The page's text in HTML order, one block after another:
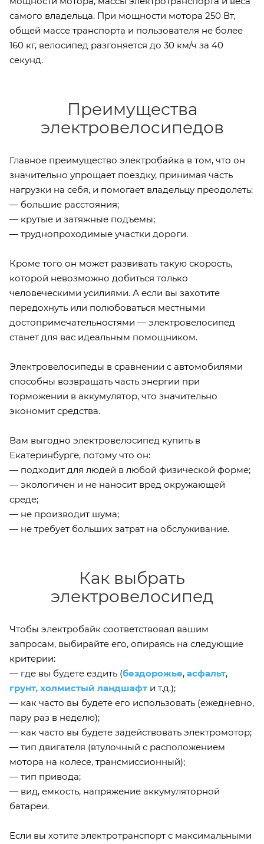
самого владельца. При мощности мотора 250 Вт,
общей массе транспорта и пользователя не более
160 кг, велосипед разгоняется до 30 км/ч за 40
секунд.
Преимущества
электровелосипедов
Главное преимущество электробайка в том, что он
значительно упрощает поездку, принимая часть
нагрузки на себя, и помогает владельцу преодолеть:
— большие расстояния;
— крутые и затяжные подъемы;
— труднопроходимые участки дороги.
Кроме того он может развивать такую скорость,
которой невозможно добиться только
человеческими усилиями. А если вы захотите
передохнуть или полюбоваться местными
достопримечательностями — электровелосипед
станет для вас идеальным помощником.
Электровелосипеды в сравнении с автомобилями
способны возвращать часть энергии при
торможении в аккумулятор, что значительно
экономит средства.
Вам выгодно электровелосипед купить в
Екатеринбурге, потому что он:
— подходит для людей в любой физической форме;
— экологичен и не наносит вред окружающей
среде;
— не производит шума;
— не требует больших затрат на обслуживание.
Как выбрать
электровелосипед
Чтобы электробайк соответствовал вашим
запросам, выбирайте его, опираясь на следующие
критерии:
— где вы будете ездить (бездорожье, асфальт,
грунт, холмистый ландшафт и т.д.);
— как часто вы будете его использовать (ежедневно,
пару раз в неделю);
— как часто вы будете задействовать электромотор;
— тип двигателя (втулочный с расположением
мотора на колесе, трансмиссионный);
— тип привода;
— вид, емкость, напряжение аккумуляторной
батареи.
Если вы хотите электротранспорт с максимальными